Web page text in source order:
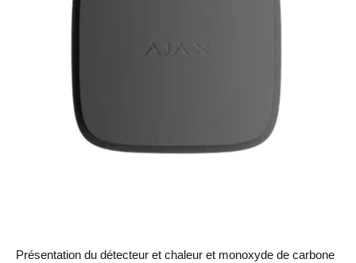
Présentation du détecteur et chaleur et monoxyde de carbone